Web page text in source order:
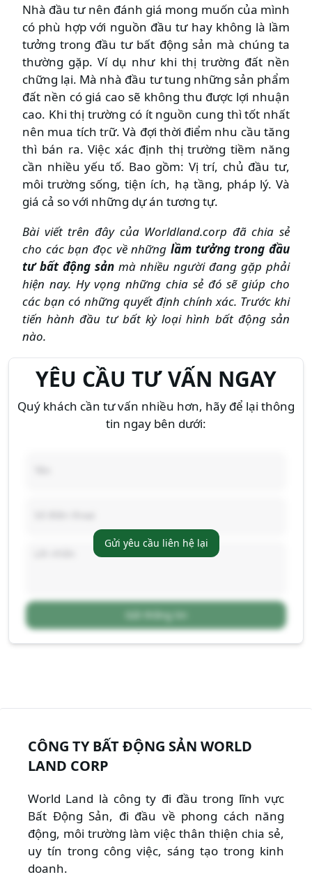
Nhà đầu tư nên đánh giá mong muốn của mình
có phù hợp với nguồn đầu tư hay không là lầm
tưởng trong đầu tư bất động sản mà chúng ta
thường gặp. Ví dụ như khi thị trường đất nền
chững lại. Mà nhà đầu tư tung những sản phẩm
đất nền có giá cao sẽ không thu được lợi nhuận
cao. Khi thị trường có ít nguồn cung thì tốt nhất
nên mua tích trữ. Và đợi thời điểm nhu cầu tăng
thì bán ra. Việc xác định thị trường tiềm năng
cần nhiều yếu tố. Bao gồm: Vị trí, chủ đầu tư,
môi trường sống, tiện ích, hạ tầng, pháp lý. Và
giá cả so với những dự án tương tự.
Bài viết trên đây của Worldland.corp đã chia sẻ
cho các bạn đọc về những lầm tưởng trong đầu
tư bất động sản mà nhiều người đang gặp phải
hiện nay. Hy vọng những chia sẻ đó sẽ giúp cho
các bạn có những quyết định chính xác. Trước khi
tiến hành đầu tư bất kỳ loại hình bất động sản
nào.
YÊU CẦU TƯ VẤN NGAY
Quý khách cần tư vấn nhiều hơn, hãy để lại thông
tin ngay bên dưới:
Gửi thông tin
Gửi yêu cầu liên hệ lại
CÔNG TY BẤT ĐỘNG SẢN WORLD
LAND CORP
World Land là công ty đi đầu trong lĩnh vực
Bất Động Sản, đi đầu về phong cách năng
động, môi trường làm việc thân thiện chia sẻ,
uy tín trong công việc, sáng tạo trong kinh
doanh.